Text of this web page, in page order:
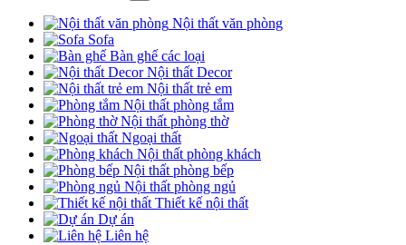
Nội thất văn phòng
Sofa
Bàn ghế các loại
Nội thất Decor
Nội thất trẻ em
Nội thất phòng tắm
Nội thất phòng thờ
Ngoại thất
Nội thất phòng khách
Nội thất phòng bếp
Nội thất phòng ngủ
Thiết kế nội thất
Dự án
Liên hệ